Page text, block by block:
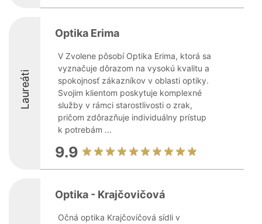
Laureáti
Optika Erima
V Zvolene pôsobí Optika Erima, ktorá sa
vyznačuje dôrazom na vysokú kvalitu a
spokojnosť zákazníkov v oblasti optiky.
Svojim klientom poskytuje komplexné
služby v rámci starostlivosti o zrak,
pričom zdôrazňuje individuálny prístup
k potrebám ...
9.9
Optika - Krajčovičová
Očná optika Krajčovičová sídli v